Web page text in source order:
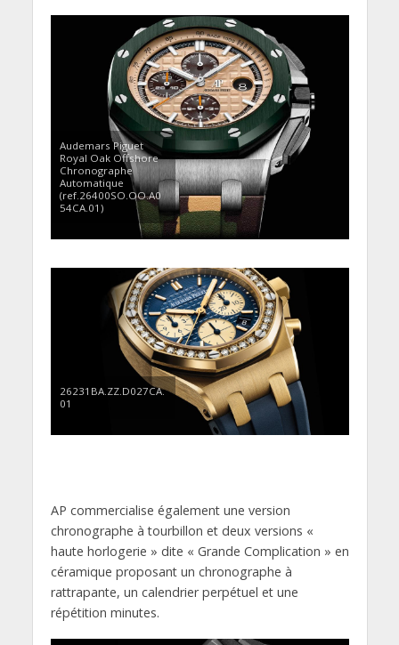
Audemars Piguet
Royal Oak Offshore
Chronographe
Automatique
(ref.26400SO.OO.A0
54CA.01)
26231BA.ZZ.D027CA.
01
AP commercialise également une version
chronographe à tourbillon et deux versions «
haute horlogerie » dite « Grande Complication » en
céramique proposant un chronographe à
rattrapante, un calendrier perpétuel et une
répétition minutes.